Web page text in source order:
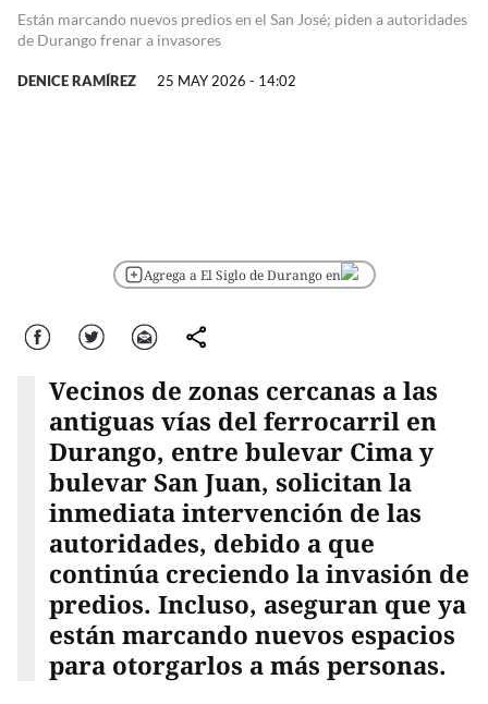
Están marcando nuevos predios en el San José; piden a autoridades
de Durango frenar a invasores
DENICE RAMÍREZ 25 MAY 2026 - 14:02
Agrega a El Siglo de Durango en
Facebook Twitter Correo comparte
Vecinos de zonas cercanas a las
antiguas vías del ferrocarril en
Durango, entre bulevar Cima y
bulevar San Juan, solicitan la
inmediata intervención de las
autoridades, debido a que
continúa creciendo la invasión de
predios. Incluso, aseguran que ya
están marcando nuevos espacios
para otorgarlos a más personas.